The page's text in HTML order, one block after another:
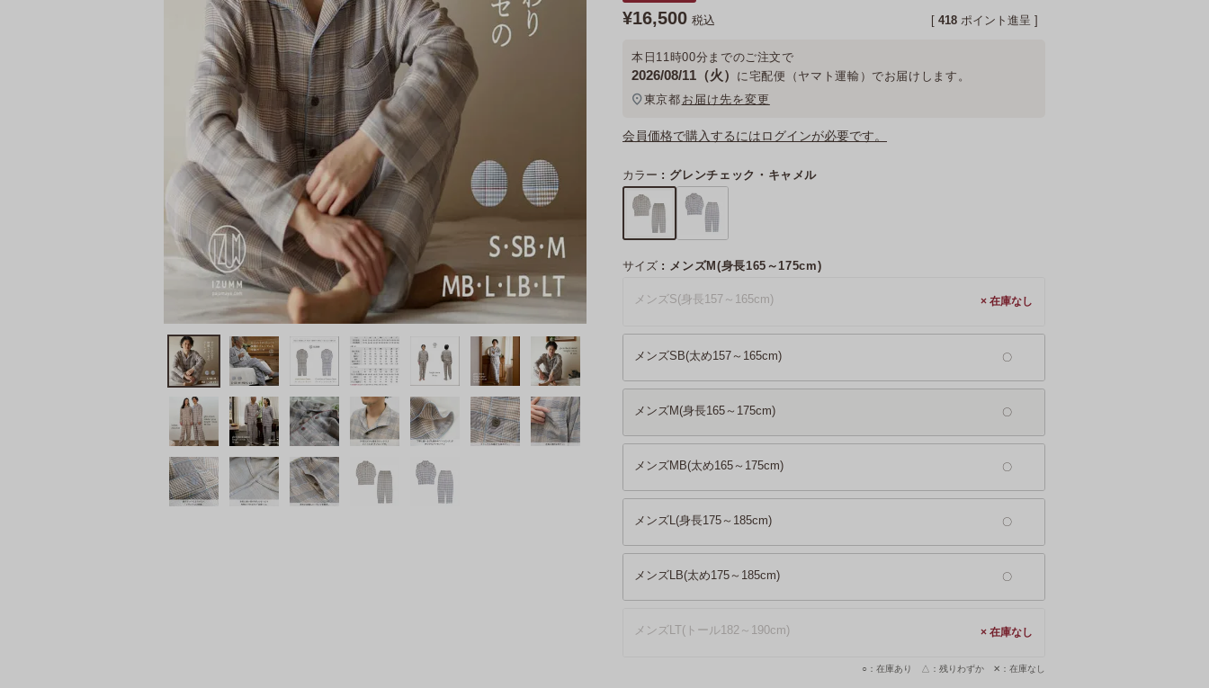
¥16,500 税込 [ 418 ポイント進呈 ]
本日 11時00分 までのご注文で
2026/08/11（火） に宅配便（ヤマト運輸） でお届けします。
東京都 お届け先を変更
会員価格で購入するにはログインが必要です。
サイズ メンズM(身長165～175cm)
メンズS(身長157～165cm) ×
メンズSB(太め157～165cm)
メンズM(身長165～175cm)
メンズMB(太め165～175cm)
メンズL(身長175～185cm)
メンズLB(太め175～185cm)
メンズLT(トール182～190cm) ×
○：在庫あり △：残りわずか ✕：在庫なし
カラー グレンチェック・キャメル